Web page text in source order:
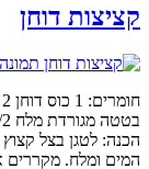
קציצות דוחן
הכנה: לטגן בצל
המים ומלח. מקררים